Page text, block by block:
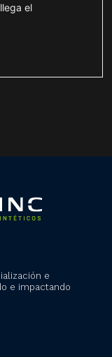
el
e
e impactando